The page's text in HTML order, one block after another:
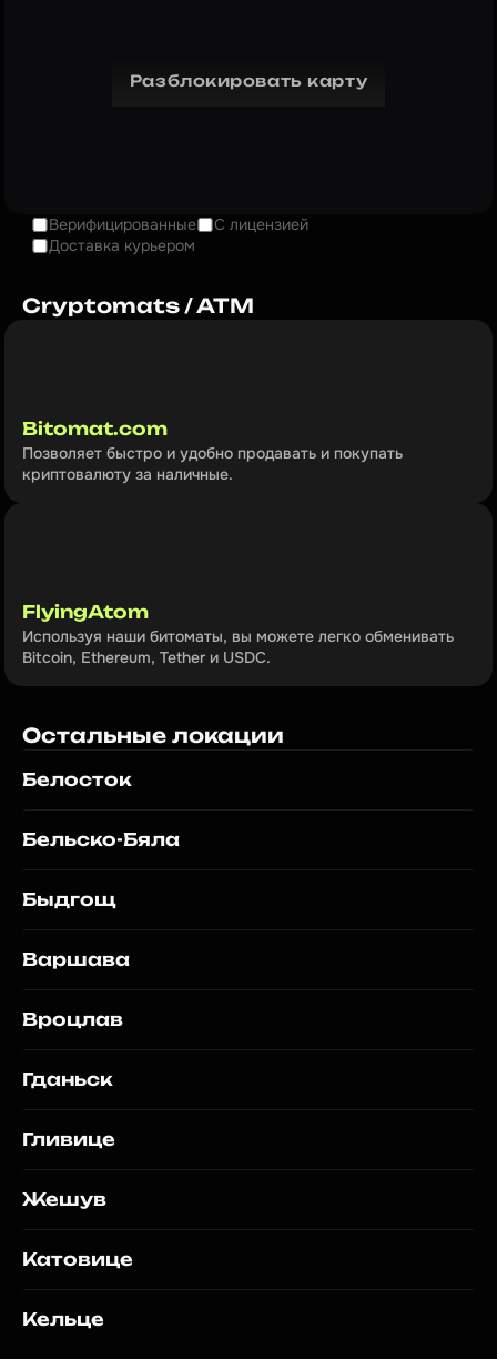
Разблокировать карту
Верифицированные
С лицензией
Доставка курьером
Cryptomats / ATM
Bitomat.com
Позволяет быстро и удобно продавать и покупать
криптовалюту за наличные.
FlyingAtom
Используя наши битоматы, вы можете легко обменивать
Bitcoin, Ethereum, Tether и USDC.
Остальные локации
Белосток
Бельско-Бяла
Быдгощ
Варшава
Вроцлав
Гданьск
Гливице
Жешув
Катовице
Кельце